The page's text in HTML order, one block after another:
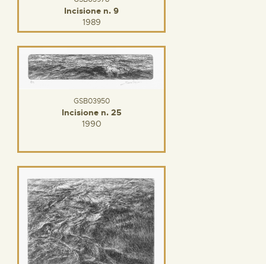
Incisione n. 9
1989
GSB03950
Incisione n. 25
1990